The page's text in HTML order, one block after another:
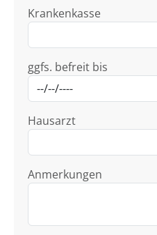
Krankenkasse
ggfs. befreit bis
Hausarzt
Anmerkungen